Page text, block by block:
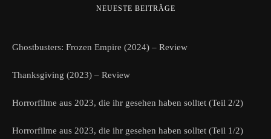
NEUESTE BEITRÄGE
Ghostbusters: Frozen Empire (2024) – Review
Thanksgiving (2023) – Review
Horrorfilme aus 2023, die ihr gesehen haben solltet (Teil 2/2)
Horrorfilme aus 2023, die ihr gesehen haben solltet (Teil 1/2)